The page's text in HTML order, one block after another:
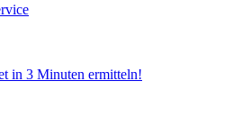
in 3 Minuten ermitteln!